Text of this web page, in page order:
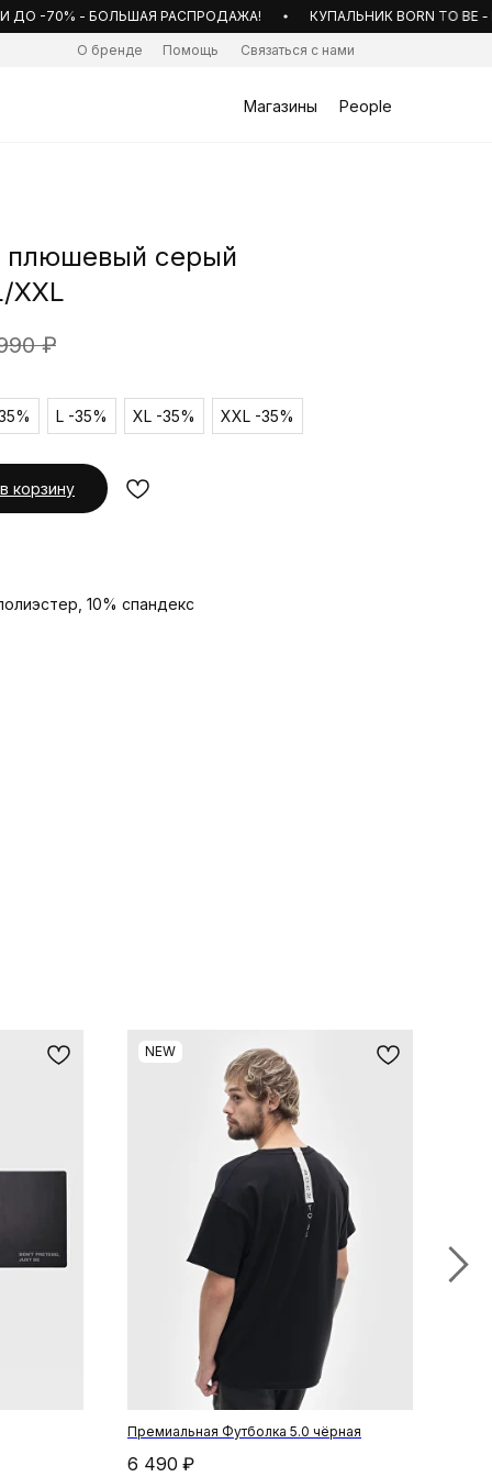
-70% - БОЛЬШАЯ РАСПРОДАЖА! КУПАЛЬНИК BORN TO BE -
People
Магазины
Связаться с нами
Помощь
О бренде
плюшевый серый
XXL
₽
L -35% XL -35% XXL -35%
корзину
10% спандекс
NEW
Премиальная Футболка 5.0 чёрная
6 490 ₽